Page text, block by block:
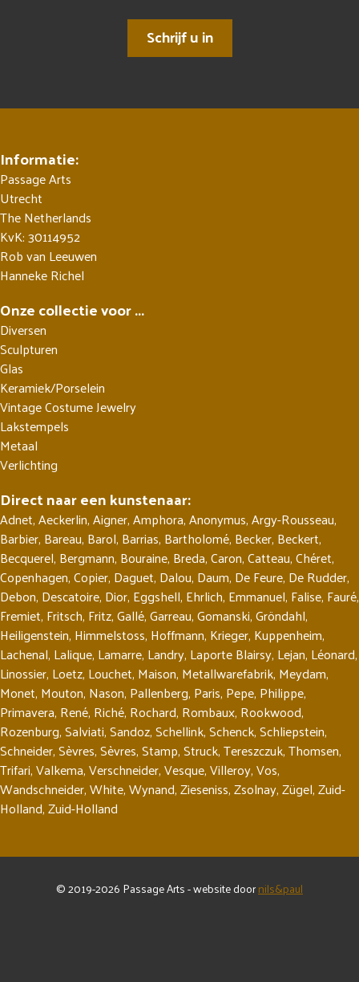
Schrijf u in
Informatie:
Passage Arts
Utrecht
The Netherlands
KvK: 30114952
Rob van Leeuwen
Hanneke Richel
Onze collectie voor ...
Diversen
Sculpturen
Glas
Keramiek/Porselein
Vintage Costume Jewelry
Lakstempels
Metaal
Verlichting
Direct naar een kunstenaar:
Adnet,Aeckerlin,Aigner,Amphora,Anonymus,Argy-Rousseau,
Barbier, Bareau, Barol, Barrias, Bartholomé, Becker, Beckert,
Becquerel, Bergmann, Bouraine, Breda,Caron,Catteau,Chéret,
Copenhagen,Copier, Daguet, Dalou, Daum, De Feure, De Rudder,
Debon, Descatoire, Dior, Eggshell, Ehrlich, Emmanuel, Falise, Fauré,
Fremiet, Fritsch, Fritz,Gallé,Garreau,Gomanski,Gröndahl,
Heiligenstein, Himmelstoss, Hoffmann, Krieger, Kuppenheim,
Lachenal, Lalique, Lamarre, Landry, Laporte Blairsy, Lejan, Léonard,
Linossier, Loetz, Louchet, Maison, Metallwarefabrik, Meydam,
Monet, Mouton, Nason, Pallenberg, Paris, Pepe, Philippe,
Primavera, René, Riché, Rochard, Rombaux, Rookwood,
Rozenburg,Salviati,Sandoz,Schellink,Schenck,Schliepstein,
Schneider,Sèvres,Sèvres,Stamp,Struck,Tereszczuk,Thomsen,
Trifari,Valkema,Verschneider,Vesque,Villeroy,Vos,
Wandschneider,White,Wynand,Zieseniss,Zsolnay,Zügel,Zuid-
Holland,Zuid-Holland
© 2019-2026 Passage Arts - website doornils&paul